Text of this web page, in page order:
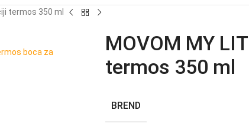
termos 350 ml
MOVOM MY
termos 350 ml
BREND